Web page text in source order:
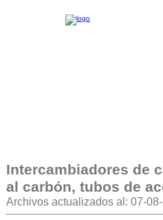
Intercambiadores de
al carbón, tubos de
Archivos actualizados al: 07-